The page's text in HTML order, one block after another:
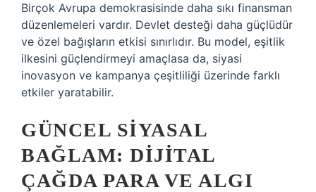
Birçok Avrupa demokrasisinde daha sıkı finansman
düzenlemeleri vardır. Devlet desteği daha güçlüdür
ve özel bağışların etkisi sınırlıdır. Bu model, eşitlik
ilkesini güçlendirmeyi amaçlasa da, siyasi
inovasyon ve kampanya çeşitliliği üzerinde farklı
etkiler yaratabilir.
GÜNCEL SIYASAL
BAĞLAM: DIJITAL
ÇAĞDA PARA VE ALGI